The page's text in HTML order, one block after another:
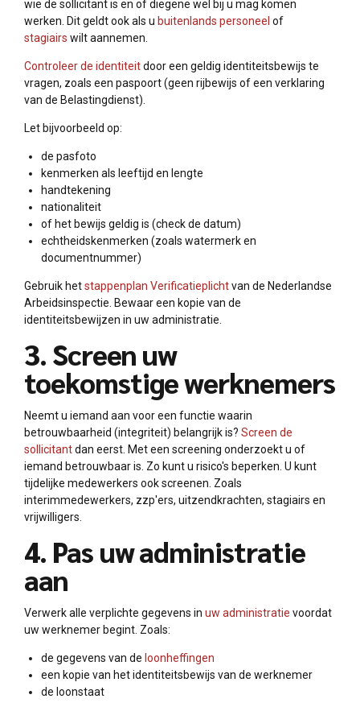
wie de sollicitant is en of diegene wel bij u mag komen
werken. Dit geldt ook als u buitenlands personeel of
stagiairs wilt aannemen.
Controleer de identiteitdoor een geldig identiteitsbewijs te
vragen, zoals een paspoort (geen rijbewijs of een verklaring
van de Belastingdienst).
Let bijvoorbeeld op:
de pasfoto
kenmerken als leeftijd en lengte
handtekening
nationaliteit
of het bewijs geldig is (check de datum)
echtheidskenmerken (zoals watermerk en
documentnummer)
Gebruik hetstappenplan Verificatieplichtvan de Nederlandse
Arbeidsinspectie. Bewaar een kopie van de
identiteitsbewijzen in uw administratie.
3. Screen uw
toekomstige werknemers
Neemt u iemand aan voor een functie waarin
betrouwbaarheid (integriteit) belangrijk is? Screen de
sollicitantdan eerst. Met een screening onderzoekt u of
iemand betrouwbaar is. Zo kunt u risico's beperken. U kunt
tijdelijke medewerkers ook screenen. Zoals
interimmedewerkers, zzp'ers, uitzendkrachten, stagiairs en
vrijwilligers.
4. Pas uw administratie
aan
Verwerk alle verplichte gegevens in uw administratie voordat
uw werknemer begint. Zoals:
de gegevens van de loonheffingen
een kopie van het identiteitsbewijs van de werknemer
de loonstaat